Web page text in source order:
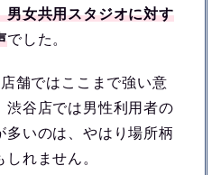
男女共用スタジオに対す
でした。
舗ではここまで強い意
渋谷店では男性利用者の
多いのは、やはり場所柄
れません。